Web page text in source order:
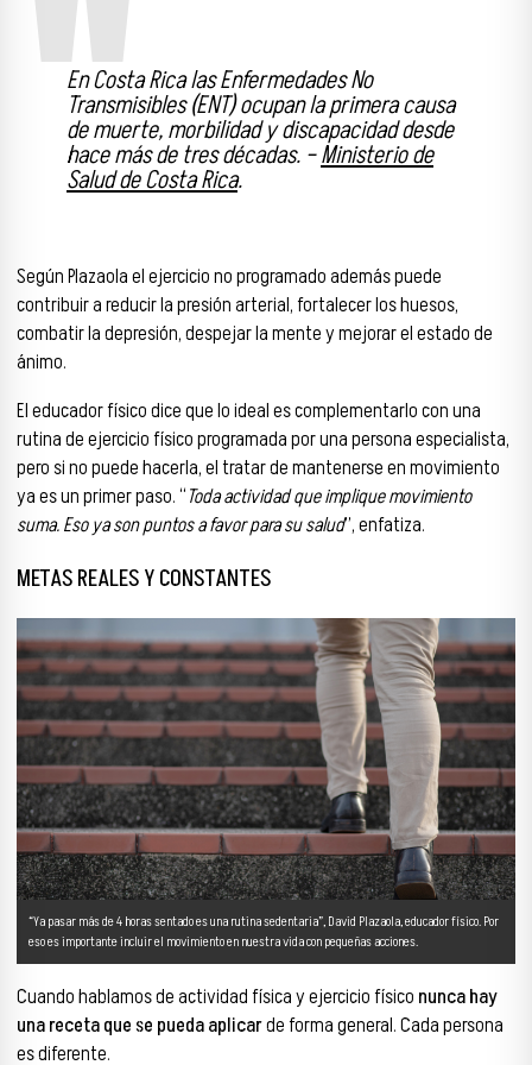
En Costa Rica las Enfermedades No
Transmisibles (ENT) ocupan la primera causa
de muerte, morbilidad y discapacidad desde
hace más de tres décadas. –Ministerio de
Salud de Costa Rica.
Según Plazaola el ejercicio no programado además puede
contribuir a reducir la presión arterial, fortalecer los huesos,
combatir la depresión, despejar la mente y mejorar el estado de
ánimo.
El educador físico dice que lo ideal es complementarlo con una
rutina de ejercicio físico programada por una persona especialista,
pero si no puede hacerla, el tratar de mantenerse en movimiento
ya es un primer paso. “Toda actividad que implique movimiento
suma. Eso ya son puntos a favor para su salud”, enfatiza.
METAS REALES Y CONSTANTES
“Ya pasar más de 4 horas sentado es una rutina sedentaria”, David Plazaola, educador físico. Por
eso es importante incluir el movimiento en nuestra vida con pequeñas acciones.
Cuando hablamos de actividad física y ejercicio físico nunca hay
una receta que se pueda aplicarde forma general. Cada persona
es diferente.